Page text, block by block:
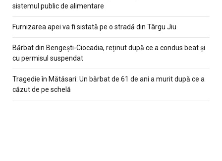
sistemul public de alimentare
Furnizarea apei va fi sistată pe o stradă din Târgu Jiu
Bărbat din Bengești-Ciocadia, reținut după ce a condus beat și
cu permisul suspendat
Tragedie în Mătăsari: Un bărbat de 61 de ani a murit după ce a
căzut de pe schelă